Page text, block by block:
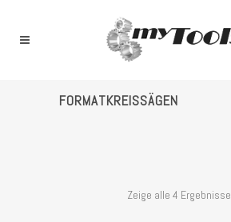
FORMATKREISSÄGEN
Zeige alle 4 Ergebnisse